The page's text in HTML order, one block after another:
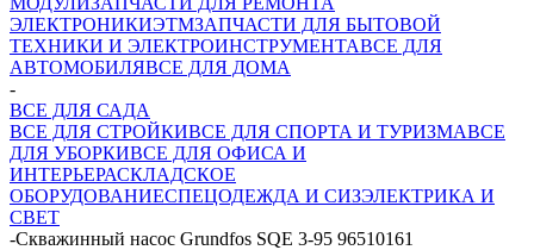
ЭЛЕКТРОНИКИЭТМЗАПЧАСТИ ДЛЯ БЫТОВОЙ
ТЕХНИКИ И ЭЛЕКТРОИНСТРУМЕНТАВСЕ ДЛЯ
АВТОМОБИЛЯВСЕ ДЛЯ ДОМА
-
ВСЕ ДЛЯ САДА
ВСЕ ДЛЯ СТРОЙКИВСЕ ДЛЯ СПОРТА И ТУРИЗМАВСЕ
ДЛЯ УБОРКИВСЕ ДЛЯ ОФИСА И
ИНТЕРЬЕРАСКЛАДСКОЕ
ОБОРУДОВАНИЕСПЕЦОДЕЖДА И СИЗЭЛЕКТРИКА И
СВЕТ
-Скважинный насос Grundfos SQЕ 3-95 96510161